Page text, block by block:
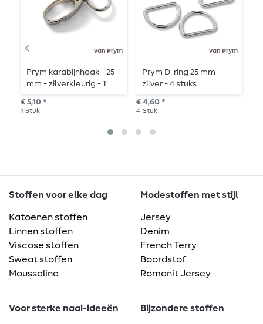
van Prym
Prym karabijnhaak - 25
mm - zilverkleurig - 1
stuk
€ 5,10 *
1 Stuk
van Prym
Prym D-ring 25 mm
zilver - 4 stuks
€ 4,60 *
4 Stuk
Stoffen voor elke dag
Katoenen stoffen
Linnen stoffen
Viscose stoffen
Sweat stoffen
Mousseline
Modestoffen met stijl
Jersey
Denim
French Terry
Boordstof
Romanit Jersey
Voor sterke naai-ideeën Bijzondere stoffen